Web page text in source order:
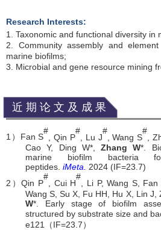
Research Interests:
1. Taxonomic and functional diversity in
2. Community assembly and
marine biofilms;
3. Microbial and gene resource mining
近期论文及成果
1 ） Fan S
#
, Qin P
#
, Lu J
#
, Wang S
#
,
Cao Y, Ding W*, Zhang W*.
marine biofilm bacteria
peptides. iMeta. 2024 (IF=23.7)
2 ）Qin P
#
, Cui H
#
, Li P, Wang S,
Wang S, Su X, Fu HH, Hu X, Lin J,
W*. Early stage of biofilm
structured by substrate size and
e121
（IF=23.7）